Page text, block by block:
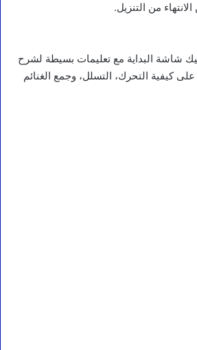
شاشة البداية مع تعليمات بسيطة لشرح
كيفية التحرك، التسلل، وجمع الغنائم